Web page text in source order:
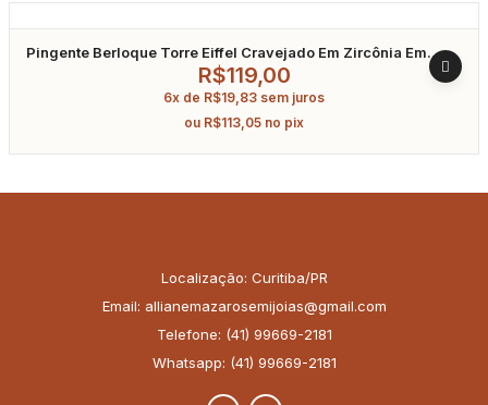
Pingente Berloque Torre Eiffel Cravejado Em Zircônia Em
R$119,00
6x de R$19,83 sem juros
ou R$113,05 no pix
Localização: Curitiba/PR
Email: allianemazarosemijoias@gmail.com
Telefone: (41) 99669-2181
Whatsapp: (41) 99669-2181